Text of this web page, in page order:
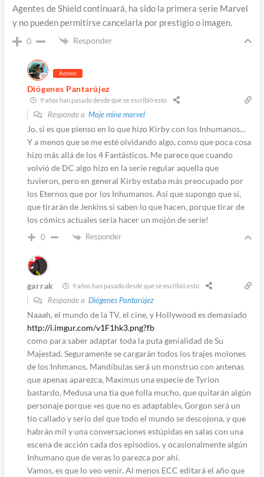
Agentes de Shield continuará, ha sido la primera serie Marvel
y no pueden permitirse cancelarla por prestigio o imagen.
0 Responder
Admin
Diógenes Pantarújez
9 años han pasado desde que se escribió esto
Responde a Maje mine marvel
Jo, si es que pienso en lo que hizo Kirby con los Inhumanos…
Y a menos que se me esté olvidando algo, como que poca cosa
hizo más allá de los 4 Fantásticos. Me parece que cuando
volvió de DC algo hizo en la serie regular aquella que
tuvieron, pero en general Kirby estaba más preocupado por
los Eternos que por los Inhumanos. Así que supongo que sí,
que tirarán de Jenkins si saben lo que hacen, porque tirar de
los cómics actuales sería hacer un mojón de serie!
0 Responder
garrak 9 años han pasado desde que se escribió esto
Responde a Diógenes Pantarújez
Naaah, el mundo de la TV, el cine, y Hollywood es demasiado
http://i.imgur.com/v1F1hk3.png?fb
como para saber adaptar toda la puta genialidad de Su
Majestad. Seguramente se cargarán todos los trajes molones
de los Inhmanos, Mandíbulas será un monstruo con antenas
que apenas aparezca, Maximus una especie de Tyrion
bastardo, Medusa una tía que folla mucho, que quitarán algún
personaje porque «es que no es adaptable», Gorgon será un
tío callado y serio del que todo el mundo se descojona, y que
habrán mil y una conversaciones estúpidas en salas con una
escena de acción cada dos episodios, y ocasionalmente algún
Inhumano que de veras lo parezca por ahí.
Vamos, es que lo veo venir. Al menos ECC editará el año que